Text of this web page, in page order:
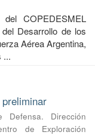
COPEDESMEL
Desarrollo de los
Aérea Argentina,
...
Defensa. Dirección
de Exploración